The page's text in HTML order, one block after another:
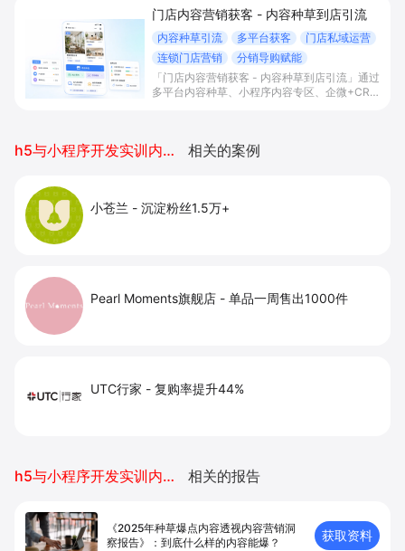
获客与复购效率。
门店内容营销获客 - 内容种草到店引流
内容种草引流 多平台获客
门店私域运营
连锁门店营销
分销导购赋能
「门店内容营销获客 - 内容种草到店引流」通过
多平台内容种草、小程序内容专区、企微+CRM
h5与小程序开发实训内容报告 相关的案例
小苍兰 - 沉淀粉丝1.5万+
Pearl Moments旗舰店 - 单品一周售出1000件
UTC行家 - 复购率提升44%
h5与小程序开发实训内容报告 相关的报告
《2025年种草爆点内容透视内容营销洞
察报告》：到底什么样的内容能爆？
获取资料